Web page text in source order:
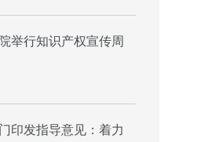
举行知识产权宣传周
印发指导意见：着力